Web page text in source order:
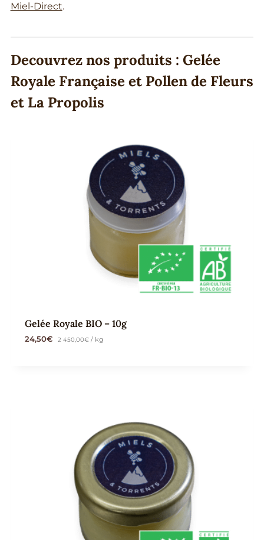
Miel-Direct.
Decouvrez nos produits : Gelée
Royale Française et Pollen de Fleurs
et La Propolis
Gelée Royale BIO – 10g
24,50€ 2 450,00€/ kg